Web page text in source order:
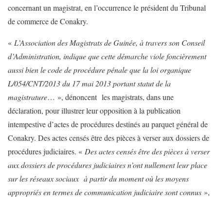
concernant un magistrat, en l’occurrence le président du Tribunal
de commerce de Conakry.
« L’Association des Magistrats de Guinée, à travers son Conseil
d’Administration, indique que cette démarche viole foncièrement
aussi bien le code de procédure pénale que la loi organique
L/054/CNT/2013 du 17 mai 2013 portant statut de la
magistrature… », dénoncent les magistrats, dans une
déclaration, pour illustrer leur opposition à la publication
intempestive d’actes de procédures destinés au parquet général de
Conakry. Des actes censés être des pièces à verser aux dossiers de
procédures judiciaires. « Des actes censés être des pièces à verser
aux dossiers de procédures judiciaires n’ont nullement leur place
sur les réseaux sociaux à partir du moment où les moyens
appropriés en termes de communication judiciaire sont connus »,